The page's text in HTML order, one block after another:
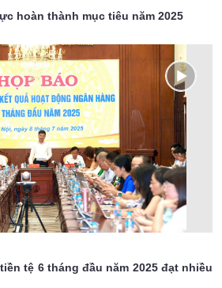
hoàn thành mục tiêu năm 2025
tệ 6 tháng đầu năm 2025 đạt nhiều